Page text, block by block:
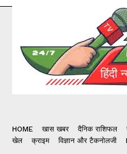
HOME खास खबर दैनिक राशिफल
खेल
क्राइम विज्ञान और टैकनोलजी